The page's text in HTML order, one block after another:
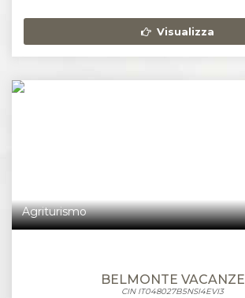
Visualizza
Agriturismo
BELMONTE VACANZE
CIN IT048027B5NSI4EVI3